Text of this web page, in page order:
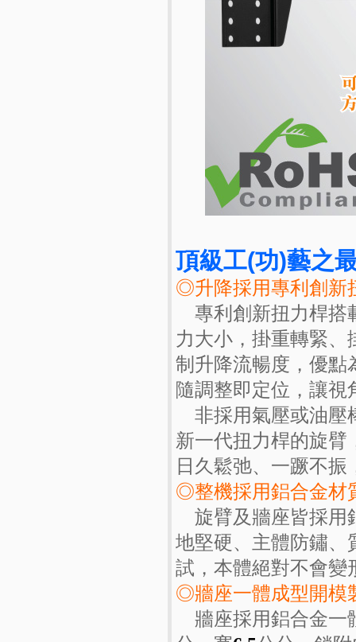
頂級工(功)藝之
◎升降採用專利創新
專利創新扭力桿搭
力大小，掛重轉緊、
制升降流暢度，優點
隨調整即定位，讓視
非採用氣壓或油壓
新一代扭力桿的旋臂
日久鬆弛、一蹶不
◎整機採用鋁合金材
旋臂及牆座皆採用
地堅硬、主體防鏽、
試，本體絕對不會變
◎牆座一體成型開模
牆座採用鋁合金一